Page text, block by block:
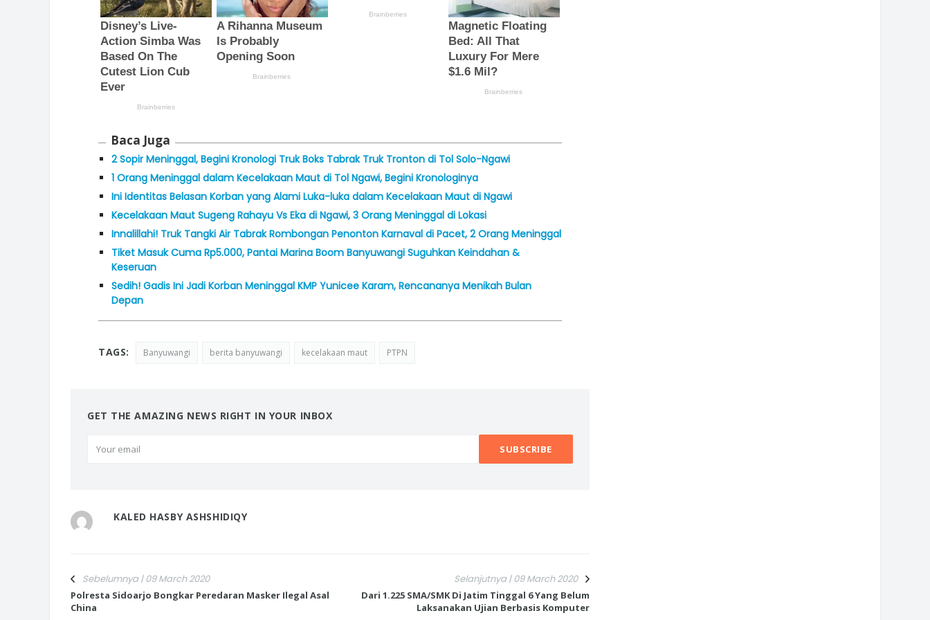
Baca Juga
2 Sopir Meninggal, Begini Kronologi Truk Boks Tabrak Truk Tronton di Tol Solo-Ngawi
1 Orang Meninggal dalam Kecelakaan Maut di Tol Ngawi, Begini Kronologinya
Ini Identitas Belasan Korban yang Alami Luka-luka dalam Kecelakaan Maut di Ngawi
Kecelakaan Maut Sugeng Rahayu Vs Eka di Ngawi, 3 Orang Meninggal di Lokasi
Innalillahi! Truk Tangki Air Tabrak Rombongan Penonton Karnaval di Pacet, 2 Orang Meninggal
Tiket Masuk Cuma Rp5.000, Pantai Marina Boom Banyuwangi Suguhkan Keindahan &
Keseruan
Sedih! Gadis Ini Jadi Korban Meninggal KMP Yunicee Karam, Rencananya Menikah Bulan
Depan
TAGS: Banyuwangi berita banyuwangi kecelakaan maut PTPN
GET THE AMAZING NEWS RIGHT IN YOUR INBOX
KALED HASBY ASHSHIDIQY
Sebelumnya | 09 March 2020
Polresta Sidoarjo Bongkar Peredaran Masker Ilegal Asal
China
Selanjutnya | 09 March 2020
Dari 1.225 SMA/SMK Di Jatim Tinggal 6 Yang Belum
Laksanakan Ujian Berbasis Komputer